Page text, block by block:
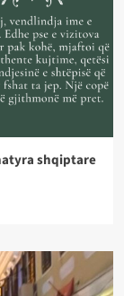
shqiptare